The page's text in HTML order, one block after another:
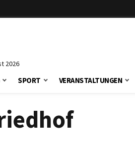
2026
SPORT VERANSTALTUNGEN